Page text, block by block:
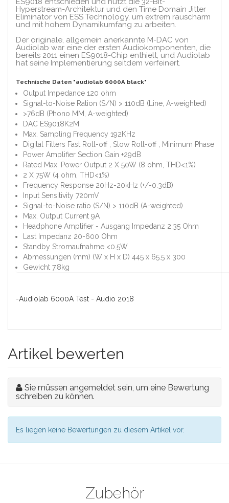
Hyperstream-Architektur und den Time Domain Jitter
Eliminator von ESS Technology, um extrem rauscharm
und mit hohem Dynamikumfang zu arbeiten.
Der originale, allgemein anerkannte M-DAC von
Audiolab war eine der ersten Audiokomponenten, die
bereits 2011 einen ES9018-Chip enthielt, und Audiolab
hat seine Implementierung seitdem verfeinert.
Technische Daten "audiolab 6000A black"
Output Impedance 120 ohm
Signal-to-Noise Ration (S/N) > 110dB (Line, A-weighted)
>76dB (Phono MM, A-weighted)
DAC ES9018K2M
Max. Sampling Frequency 192KHz
Digital Filters Fast Roll-off , Slow Roll-off , Minimum Phase
Power Amplifier Section Gain +29dB
Rated Max. Power Output 2 X 50W (8 ohm, THD<1%)
2 X 75W (4 ohm, THD<1%)
Frequency Response 20Hz-20kHz (+/-0.3dB)
Input Sensitivity 720mV
Signal-to-Noise ratio (S/N) > 110dB (A-weighted)
Max. Output Current 9A
Headphone Amplifier - Ausgang Impedanz 2.35 Ohm
Last Impedanz 20-600 Ohm
Standby Stromaufnahme <0.5W
Abmessungen (mm) (W x H x D) 445 x 65.5 x 300
Gewicht 7.8kg
-Audiolab 6000A Test - Audio 2018
Artikel bewerten
Sie müssen angemeldet sein, um eine Bewertung
schreiben zu können.
Es liegen keine Bewertungen zu diesem Artikel vor.
Zubehör